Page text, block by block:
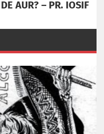
AUR? – PR. IOSIF